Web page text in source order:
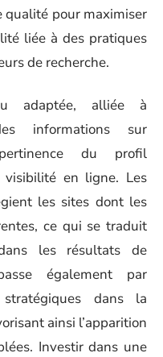
qualité pour maximiser
liée à des pratiques
de recherche.
adaptée, alliée à
informations sur
du profil
en ligne. Les
les sites dont les
ce qui se traduit
les résultats de
également par
dans la
ainsi l’apparition
Investir dans une